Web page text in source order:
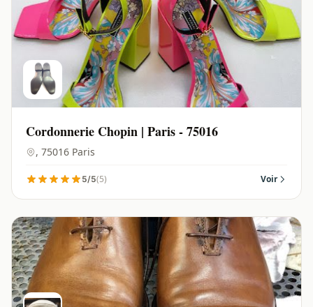
Cordonnerie Chopin | Paris - 75016
, 75016 Paris
5/5(5) Voir